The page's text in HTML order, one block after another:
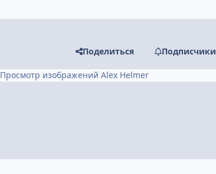
Поделиться Подписчики
Просмотр изображений Alex Helmer